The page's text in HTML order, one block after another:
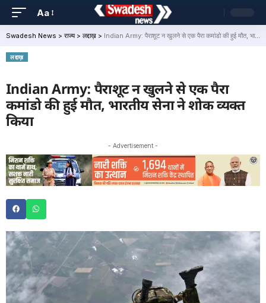
Aa
Swadesh News > राज्य> लद्दाख़ > Indian Army: पैराशूट न खुलने से एक पैरा कमांडो की हुई मौत, भारतीय सेना ने शोक व्यक्त किया
लद्दाख़
Indian Army: पैराशूट न खुलने से एक पैरा
कमांडो की हुई मौत, भारतीय सेना ने शोक व्यक्त
किया
- Advertisement -